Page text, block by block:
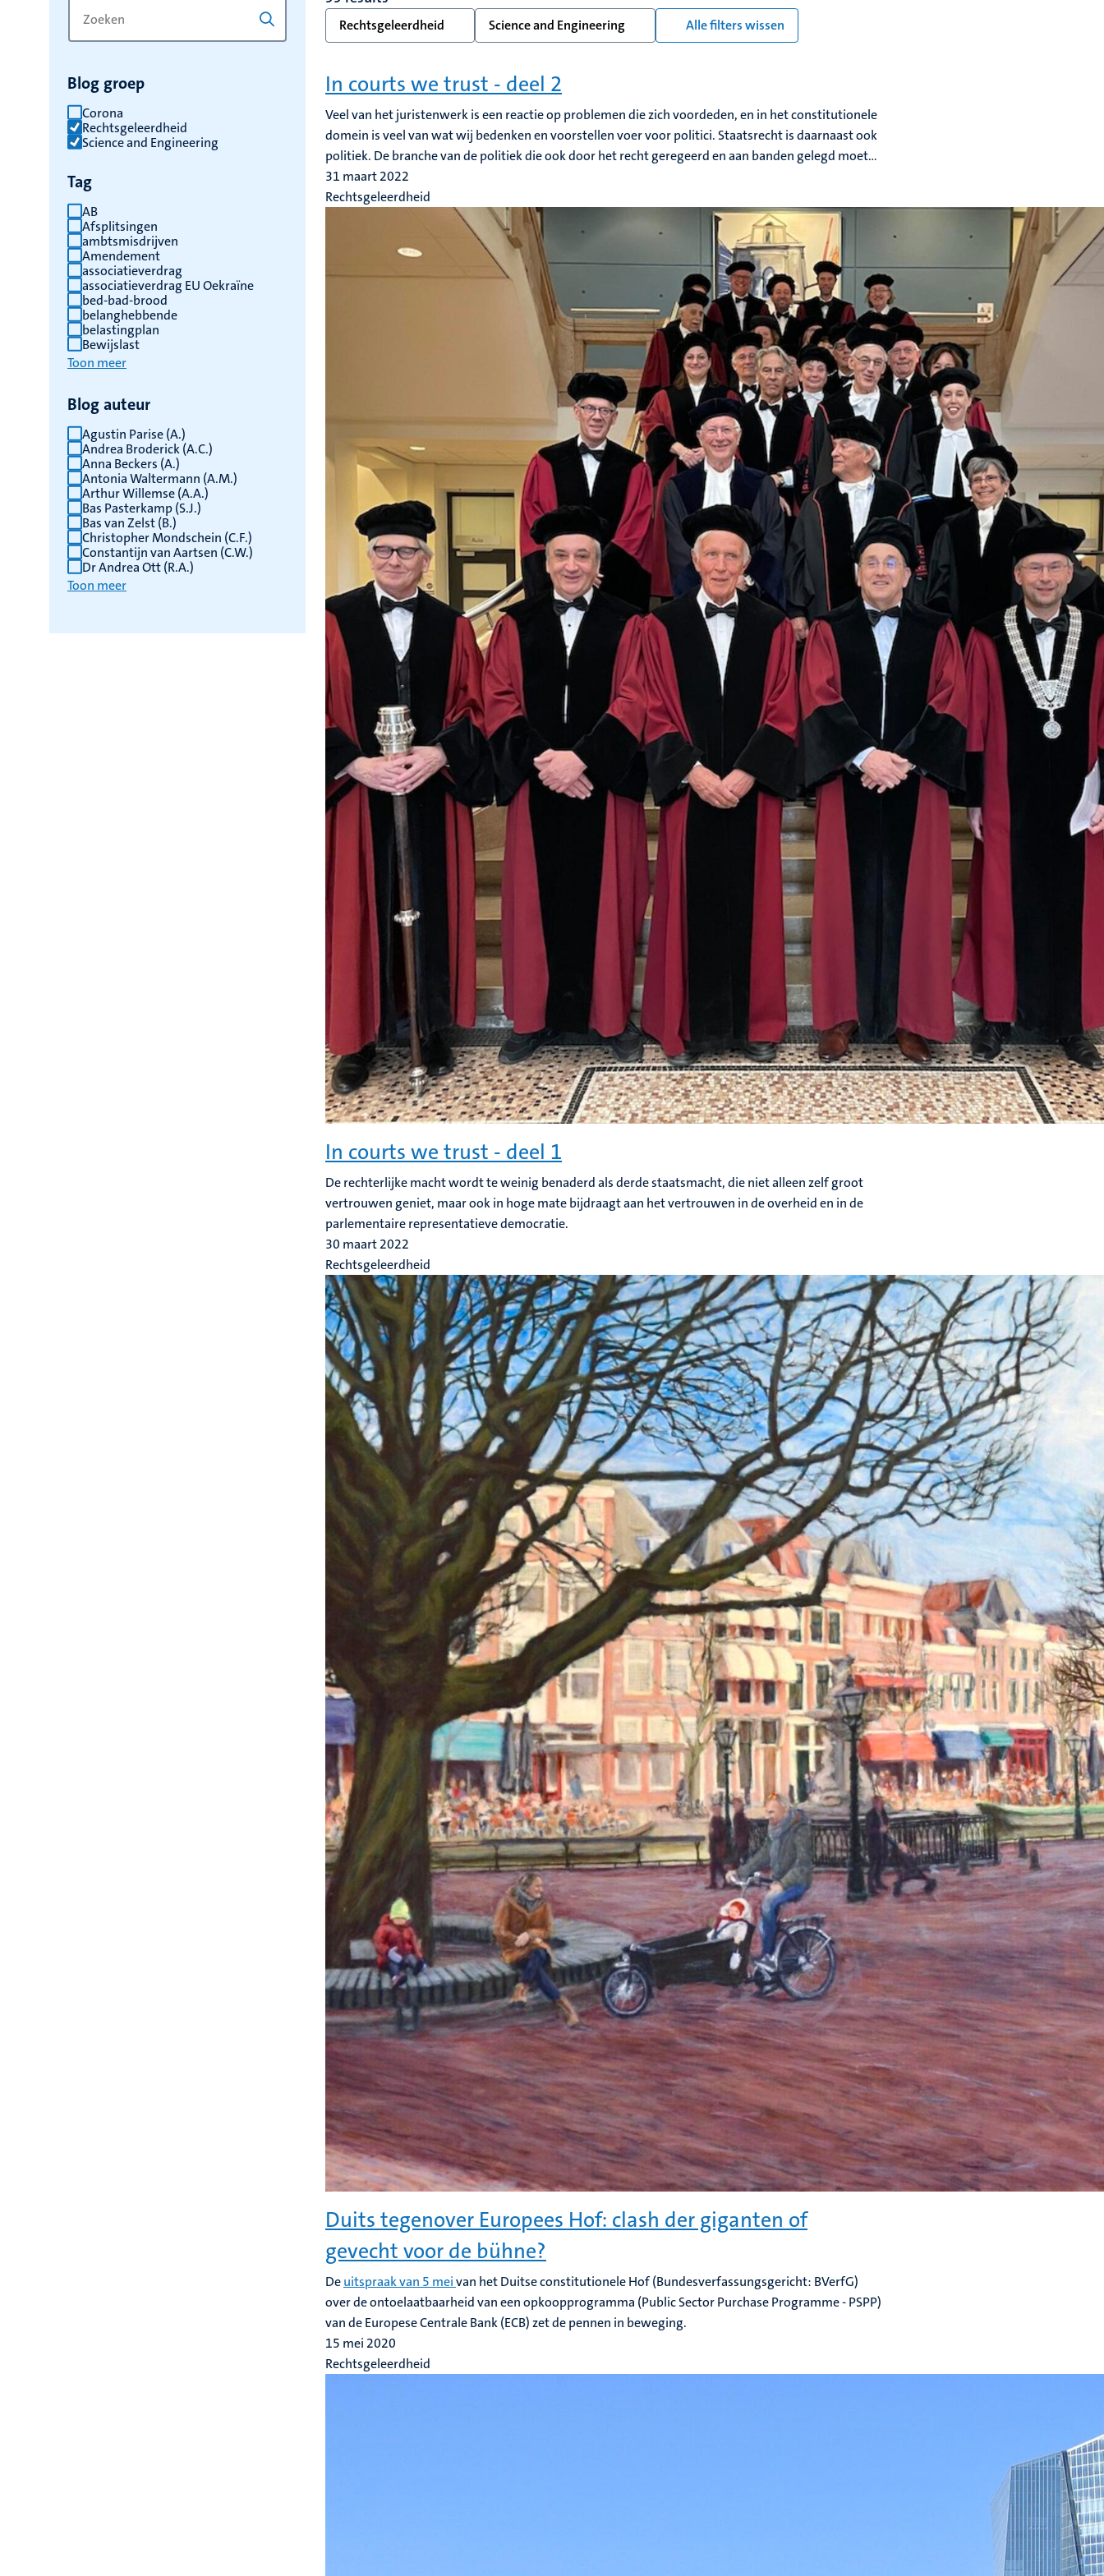
trefwoord
trefwoord
resultaten
vernieuwen
Blog groep
Corona
Rechtsgeleerdheid
Science and Engineering
Tag
AB
Afsplitsingen
ambtsmisdrijven
Amendement
associatieverdrag
associatieverdrag EU Oekraïne
bed-bad-brood
belanghebbende
belastingplan
Bewijslast
Toon meer
Blog auteur
Agustin Parise (A.)
Andrea Broderick (A.C.)
Anna Beckers (A.)
Antonia Waltermann (A.M.)
Arthur Willemse (A.A.)
Bas Pasterkamp (S.J.)
Bas van Zelst (B.)
Christopher Mondschein (C.F.)
Constantijn van Aartsen (C.W.)
Dr Andrea Ott (R.A.)
Toon meer
Rechtsgeleerdheid Science and Engineering Alle filters wissen
In courts we trust - deel 2
Veel van het juristenwerk is een reactie op problemen die zich voordeden, en in het constitutionele
domein is veel van wat wij bedenken en voorstellen voer voor politici. Staatsrecht is daarnaast ook
politiek. De branche van de politiek die ook door het recht geregeerd en aan banden gelegd moet...
31 maart 2022
Rechtsgeleerdheid
In courts we trust - deel 1
De rechterlijke macht wordt te weinig benaderd als derde staatsmacht, die niet alleen zelf groot
vertrouwen geniet, maar ook in hoge mate bijdraagt aan het vertrouwen in de overheid en in de
parlementaire representatieve democratie.
30 maart 2022
Rechtsgeleerdheid
Duits tegenover Europees Hof: clash der giganten of
gevecht voor de bühne?
Deuitspraak van 5 meivan het Duitse constitutionele Hof (Bundesverfassungsgericht: BVerfG)
over de ontoelaatbaarheid van een opkoopprogramma (Public Sector Purchase Programme - PSPP)
van de Europese Centrale Bank (ECB) zet de pennen in beweging.
15 mei 2020
Rechtsgeleerdheid